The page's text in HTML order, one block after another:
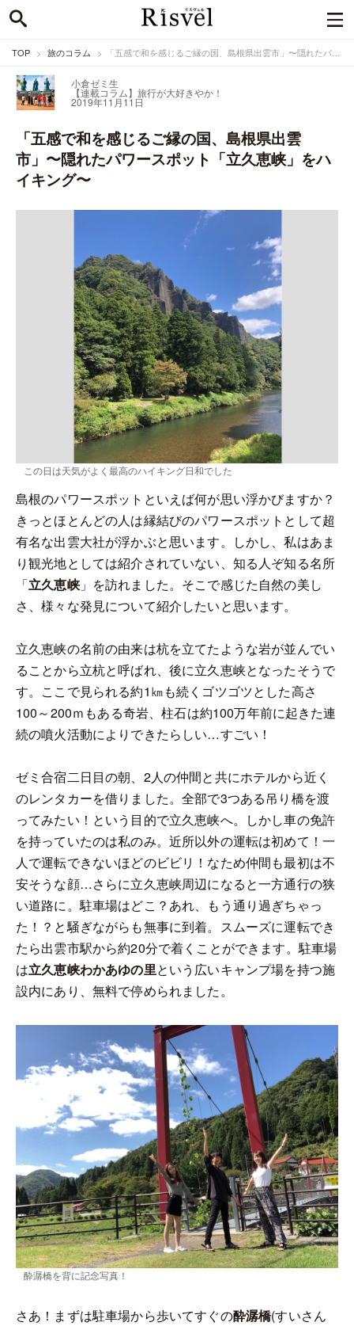
TOP 旅のコラム 「五感で和を感じるご縁の国、島根県出雲市」〜隠れたパワースポット「立久恵峡」をハイキング〜
小倉ゼミ生
【連載コラム】旅行が大好きやか！
2019年11月11日
「五感で和を感じるご縁の国、島根県出雲
市」〜隠れたパワースポット「立久恵峡」をハ
イキング〜
この日は天気がよく最高のハイキング日和でした
島根のパワースポットといえば何が思い浮かびますか？
きっとほとんどの人は縁結びのパワースポットとして超
有名な出雲大社が浮かぶと思います。しかし、私はあま
り観光地としては紹介されていない、知る人ぞ知る名所
「立久恵峡」を訪れました。そこで感じた自然の美し
さ、様々な発見について紹介したいと思います。
立久恵峡の名前の由来は杭を立てたような岩が並んでい
ることから立杭と呼ばれ、後に立久恵峡となったそうで
す。ここで見られる約1㎞も続くゴツゴツとした高さ
100～200ｍもある奇岩、柱石は約100万年前に起きた連
続の噴火活動によりできたらしい…すごい！
ゼミ合宿二日目の朝、2人の仲間と共にホテルから近く
のレンタカーを借りました。全部で3つある吊り橋を渡
ってみたい！という目的で立久恵峡へ。しかし車の免許
を持っていたのは私のみ。近所以外の運転は初めて！一
人で運転できないほどのビビリ！なため仲間も最初は不
安そうな顔…さらに立久恵峡周辺になると一方通行の狭
い道路に。駐車場はどこ？あれ、もう通り過ぎちゃっ
た！？と騒ぎながらも無事に到着。スムーズに運転でき
たら出雲市駅から約20分で着くことができます。駐車場
は立久恵峡わかあゆの里という広いキャンプ場を持つ施
設内にあり、無料で停められました。
酔潺橋を背に記念写真！
さあ！まずは駐車場から歩いてすぐの酔潺橋(すいさん